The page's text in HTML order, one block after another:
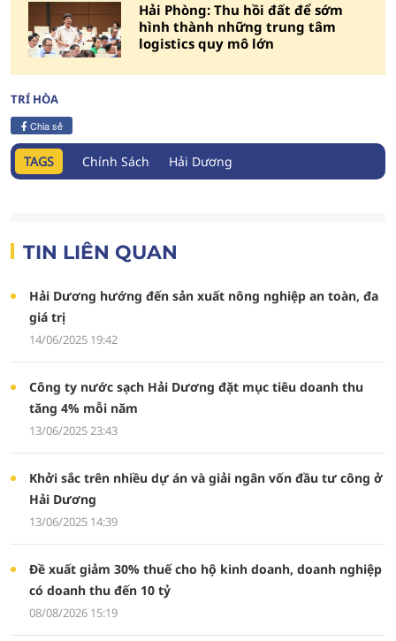
Hải Phòng: Thu hồi đất để sớm
hình thành những trung tâm
logistics quy mô lớn
TRÍ HÒA
Chia sẻ
TAGS Chính Sách Hải Dương
TIN LIÊN QUAN
Hải Dương hướng đến sản xuất nông nghiệp an toàn, đa
giá trị
14/06/2025 19:42
Công ty nước sạch Hải Dương đặt mục tiêu doanh thu
tăng 4% mỗi năm
13/06/2025 23:43
Khởi sắc trên nhiều dự án và giải ngân vốn đầu tư công ở
Hải Dương
13/06/2025 14:39
Đề xuất giảm 30% thuế cho hộ kinh doanh, doanh nghiệp
có doanh thu đến 10 tỷ
08/08/2026 15:19